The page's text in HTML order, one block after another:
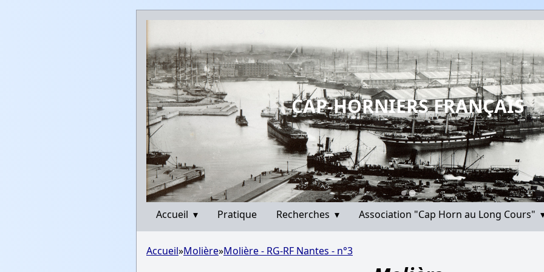
CAP-HORNIERS FRANÇAIS
Accueil ▾ Pratique Recherches ▾ Association "Cap Horn au Long Cours"
Accueil»Molière»Molière - RG-RF Nantes - n°3